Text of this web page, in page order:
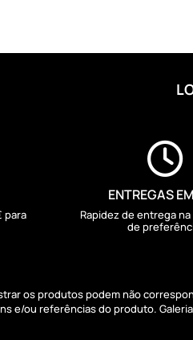
para

ENTREGAS
Rapidez de entrega
de
os produtos podem não
e/ou referências do produto.